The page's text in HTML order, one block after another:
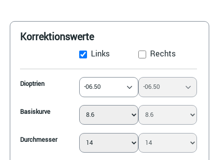
Korrektionswerte
Dioptrien
Basiskurve
Durchmesser
Links
-06.50
Rechts
-06.50